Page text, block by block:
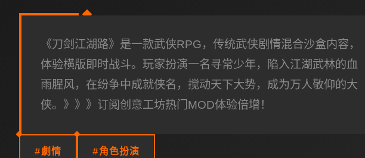
《刀剑江湖路》是一款武侠RPG，传统武侠剧情混合沙盒内容，
体验横版即时战斗。玩家扮演一名寻常少年，陷入江湖武林的血
雨腥风，在纷争中成就侠名，搅动天下大势，成为万人敬仰的大
侠。》》》订阅创意工坊热门MOD体验倍增！
#劇情 #角色扮演